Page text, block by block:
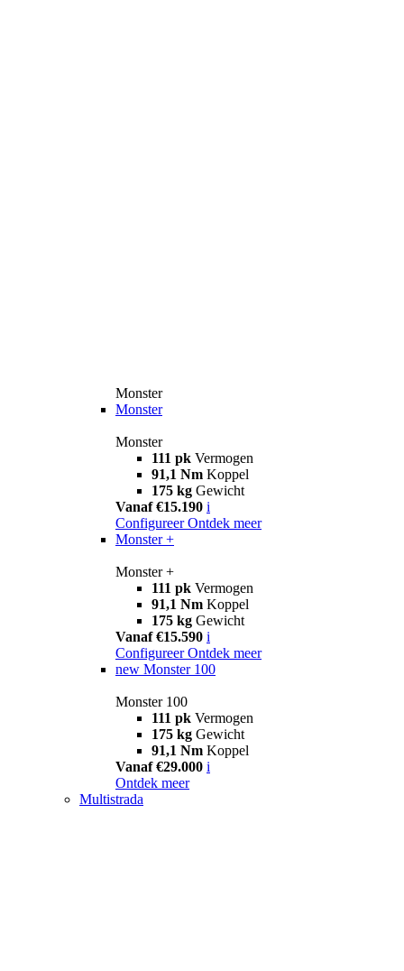
Monster
Monster
Monster
111 pk Vermogen
91,1 Nm Koppel
175 kg Gewicht
Vanaf €15.190 i
Configureer Ontdek meer
Monster +
Monster +
111 pk Vermogen
91,1 Nm Koppel
175 kg Gewicht
Vanaf €15.590 i
Configureer Ontdek meer
new Monster 100
Monster 100
111 pk Vermogen
175 kg Gewicht
91,1 Nm Koppel
Vanaf €29.000 i
Ontdek meer
Multistrada